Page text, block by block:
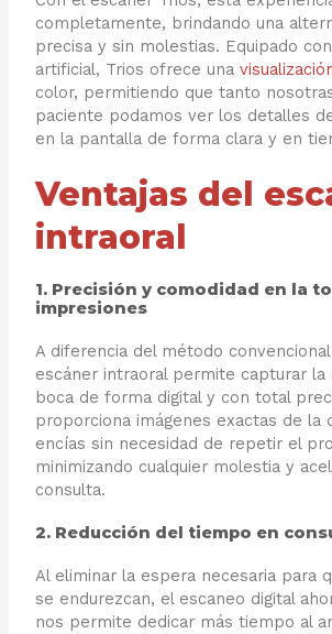
completamente, brindando una
precisa y sin molestias. Equipado
artificial, Trios ofrece una
color, permitiendo que tanto
paciente podamos ver los detalles
en la pantalla de forma clara y en
Ventajas del
intraoral
1. Precisión y comodidad en la
impresiones
A diferencia del método
escáner intraoral permite capturar la
boca de forma digital y con total
proporciona imágenes exactas de la
encías sin necesidad de repetir el
minimizando cualquier molestia y
consulta.
2. Reducción del tiempo en
Al eliminar la espera necesaria para
se endurezcan, el escaneo digital
nos permite dedicar más tiempo al